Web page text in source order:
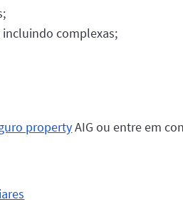
incluindo complexas;
propertyAIG ou entre em